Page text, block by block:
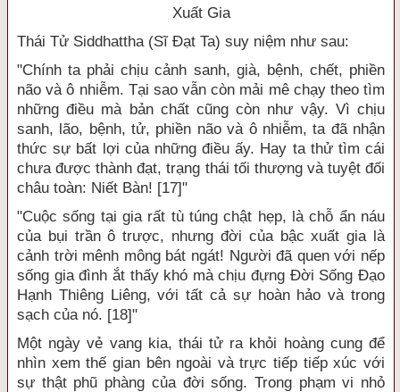
Xuất Gia
Thái Tử Siddhattha (Sĩ Đạt Ta) suy niệm như sau:
"Chính ta phải chịu cảnh sanh, già, bệnh, chết, phiền
não và ô nhiễm. Tại sao vẫn còn mải mê chạy theo tìm
những điều mà bản chất cũng còn như vậy. Vì chịu
sanh, lão, bệnh, tử, phiền não và ô nhiễm, ta đã nhận
thức sự bất lợi của những điều ấy. Hay ta thử tìm cái
chưa được thành đạt, trạng thái tối thượng và tuyệt đối
châu toàn: Niết Bàn! [17]"
"Cuộc sống tại gia rất tù túng chật hẹp, là chỗ ẩn náu
của bụi trần ô trược, nhưng đời của bậc xuất gia là
cảnh trời mênh mông bát ngát! Người đã quen với nếp
sống gia đình ắt thấy khó mà chịu đựng Đời Sống Đạo
Hạnh Thiêng Liêng, với tất cả sự hoàn hảo và trong
sạch của nó. [18]"
Một ngày vẻ vang kia, thái tử ra khỏi hoàng cung để
nhìn xem thế gian bên ngoài và trực tiếp tiếp xúc với
sự thật phũ phàng của đời sống. Trong phạm vi nhỏ